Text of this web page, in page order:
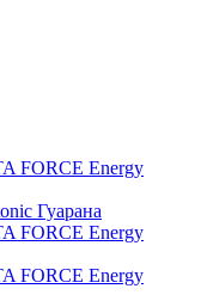
FORCE Energy
Гуарана
FORCE Energy
FORCE Energy